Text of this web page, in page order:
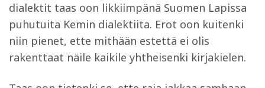
dialektit taas oon likkiimpänä Suomen Lapissa
puhutuita Kemin dialektiita. Erot oon kuitenki
niin pienet, ette mithään estettä ei olis
rakenttaat näile kaikile yhtheisenki kirjakielen.